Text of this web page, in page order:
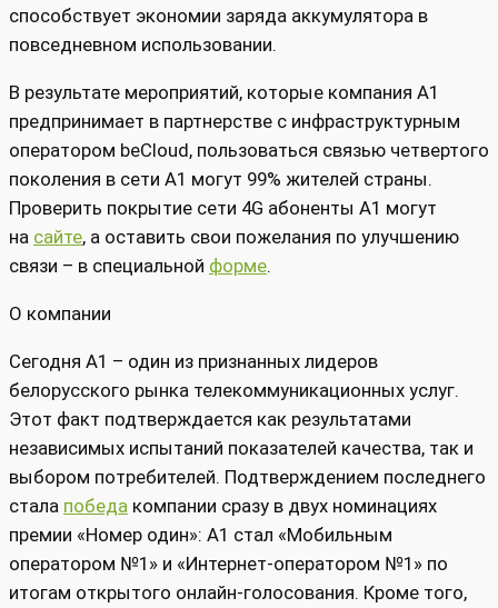
способствует экономии заряда аккумулятора в
повседневном использовании.
В результате мероприятий, которые компания А1
предпринимает в партнерстве с инфраструктурным
оператором beСloud, пользоваться связью четвертого
поколения в сети А1 могут 99% жителей страны.
Проверить покрытие сети 4G абоненты А1 могут
на сайте, а оставить свои пожелания по улучшению
связи – в специальной форме.
О компании
Сегодня А1 – один из признанных лидеров
белорусского рынка телекоммуникационных услуг.
Этот факт подтверждается как результатами
независимых испытаний показателей качества, так и
выбором потребителей. Подтверждением последнего
стала победа компании сразу в двух номинациях
премии «Номер один»: А1 стал «Мобильным
оператором №1» и «Интернет-оператором №1» по
итогам открытого онлайн-голосования. Кроме того,